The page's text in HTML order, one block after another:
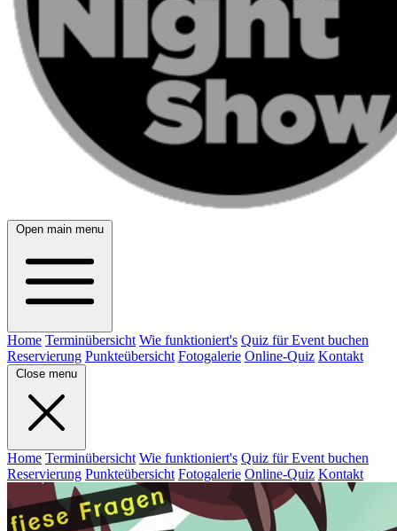
Open main menu
Home Terminübersicht Wie funktioniert's Quiz für Event buchen
Reservierung Punkteübersicht Fotogalerie Online-Quiz Kontakt
Close menu
Home Terminübersicht Wie funktioniert's Quiz für Event buchen
Reservierung Punkteübersicht Fotogalerie Online-Quiz Kontakt